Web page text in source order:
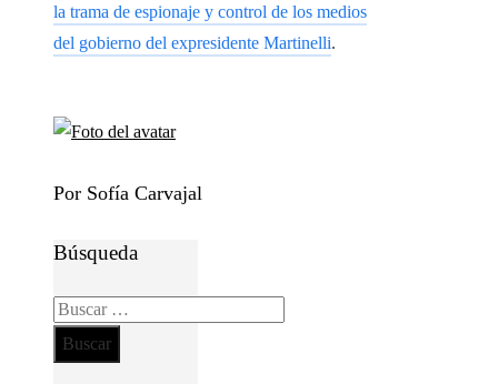
la trama de espionaje y control de los medios
del gobierno del expresidente Martinelli.
Por Sofía Carvajal
Búsqueda
Buscar: